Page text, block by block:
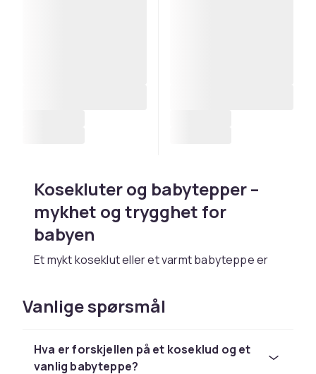
Kosekluter og babytepper –
mykhet og trygghet for
babyen
Et mykt koseklut eller et varmt babyteppe er
teppet følger barnet i vognen, sengen, på
av materiale og størrelse finner du et teppe
som både baby og foreldre elsker.
Vanlige spørsmål
Hva er forskjellen på et koseklud og et
vanlig babyteppe?